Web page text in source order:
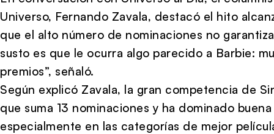
Universo, Fernando Zavala, destacó el hito
que el alto número de nominaciones no
susto es que le ocurra algo parecido a Barbie:
premios”, señaló.
Según explicó Zavala, la gran competencia de
que suma 13 nominaciones y ha dominado
especialmente en las categorías de mejor